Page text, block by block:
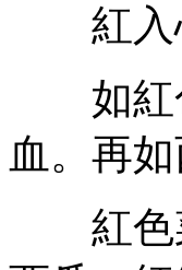
紅入心
如紅色
血。再
紅色菜